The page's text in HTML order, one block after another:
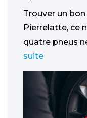
Trouver un
Pierrelatte, ce
quatre pneus
suite